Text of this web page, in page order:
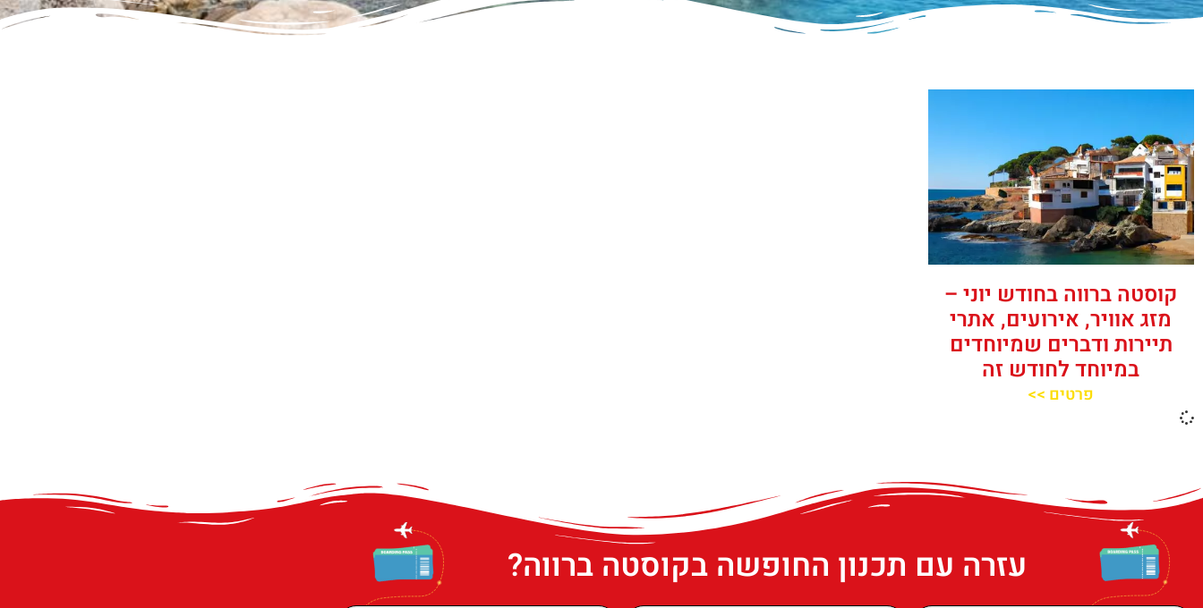
קוסטה ברווה בחודש יוני –
מזג אוויר, אירועים, אתרי
תיירות ודברים שמיוחדים
במיוחד לחודש זה
פרטים >>
עזרה עם תכנון החופשה בקוסטה ברווה?